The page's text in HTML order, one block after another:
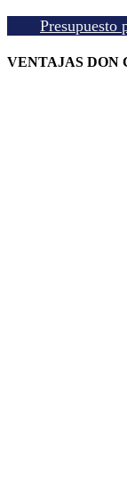
Presupuesto
VENTAJAS DON